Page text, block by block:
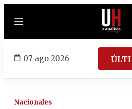
Menú
07 ago 2026
Nacionales